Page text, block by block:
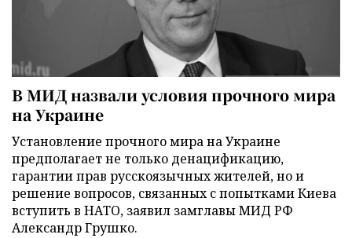
В МИД назвали условия прочного мира
на Украине
Установление прочного мира на Украине
предполагает не только денацификацию,
гарантии прав русскоязычных жителей, но и
решение вопросов, связанных с попытками Киева
вступить в НАТО, заявил замглавы МИД РФ
Александр Грушко.